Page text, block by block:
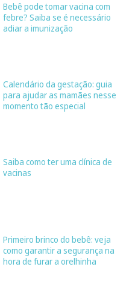
Bebê pode tomar vacina com
febre? Saiba se é necessário
adiar a imunização
Calendário da gestação: guia
para ajudar as mamães nesse
momento tão especial
Saiba como ter uma clínica de
vacinas
Primeiro brinco do bebê: veja
como garantir a segurança na
hora de furar a orelhinha